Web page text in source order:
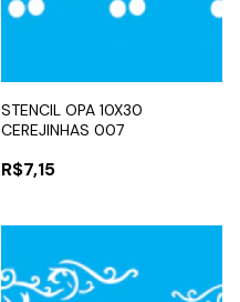
STENCIL OPA 10X30
CEREJINHAS 007
R$7,15